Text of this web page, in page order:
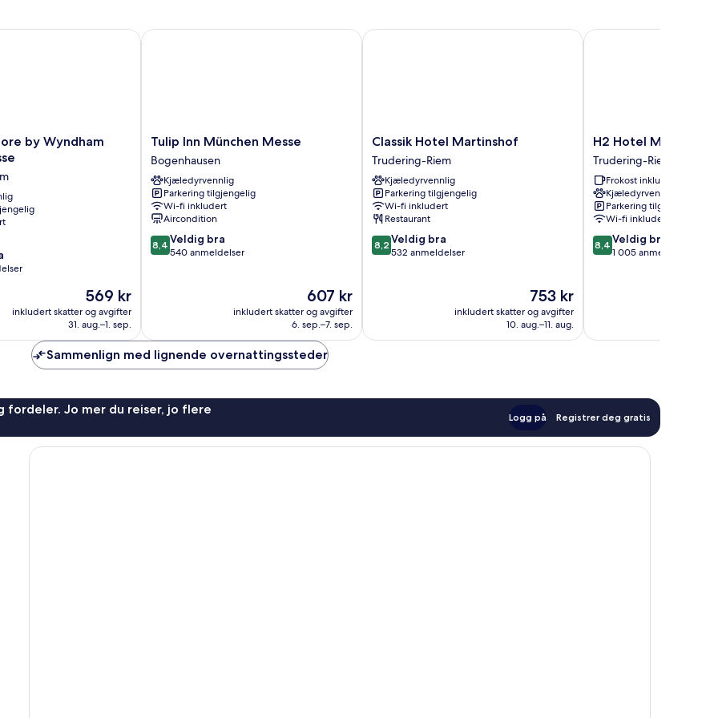
by Wyndham
Prisen
er
569 kr
569 kr
inkludert skatter og avgifter
31. aug.–1. sep.
by Wyndham Munich Messe
Tulip
Inn
München
Messe
Bogenhausen
Tulip Inn München Messe
Bogenhausen
Kjæledyrvennlig
Parkering tilgjengelig
Wi-fi inkludert
Aircondition
8.4
av
8,4 Veldig bra
540 anmeldelser
Prisen
er
607 kr
607 kr
inkludert skatter og avgifter
6. sep.–7. sep.
Tulip Inn München Messe
Classik
Hotel
Martinshof
Trudering-
Riem
Classik Hotel Martinshof
Trudering-Riem
Kjæledyrvennlig
Parkering tilgjengelig
Wi-fi inkludert
Restaurant
8.2
av
8,2 Veldig bra
532 anmeldelser
Prisen
er
753 kr
753 kr
inkludert skatter og avgifter
10. aug.–11. aug.
Classik Hotel Martinshof
H2
Hotel
München
Messe
Trudering-
Riem
H2 Hotel München
Trudering-Riem
Frokost inkludert
Kjæledyrvennlig
Parkering tilgjengelig
Wi-fi inkludert
8.4
av
8,4 Veldig bra
1 005 anmeldelser
H2 Hotel München
Sammenlign med lignende overnattingssteder
fordeler. Jo mer du reiser, jo flere
Logg på Registrer deg gratis